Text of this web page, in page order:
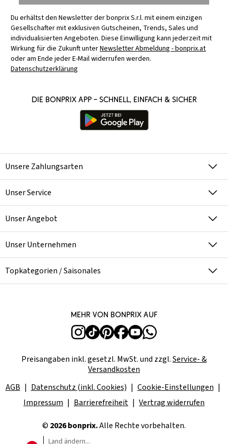
Du erhältst den Newsletter der bonprix S.r.l. mit einem einzigen
Gesellschafter mit exklusiven Gutscheinen, Trends, Sales und
individualisierten Angeboten. Diese Einwilligung kann jederzeit mit
Wirkung für die Zukunft unterNewsletter Abmeldung - bonprix.at
oder am Ende jeder E-Mail widerrufen werden.
Datenschutzerklärung
Die bonprix App – schnell, einfach & sicher
Unsere Zahlungsarten
Unser Service
Unser Angebot
Unser Unternehmen
Topkategorien / Saisonales
Mehr von bonprix auf
Preisangaben inkl. gesetzl. MwSt. und zzgl.Service- &
Versandkosten
AGB
Datenschutz (inkl. Cookies)
Cookie-Einstellungen
Impressum
Barrierefreiheit Vertrag widerrufen
© 2026 bonprix.Alle Rechte vorbehalten.
Land ändern...